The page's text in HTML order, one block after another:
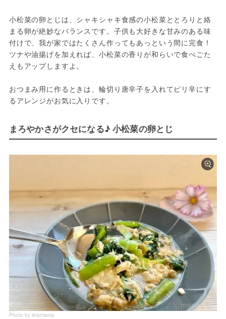
小松菜の卵とじは、シャキシャキ食感の小松菜ととろりと絡
まる卵が絶妙なバランスです。子供も大好きな甘みのある味
付けで、我が家ではたくさん作ってもあっという間に完食！
ツナや油揚げを加えれば、小松菜の香りが和らいで食べごた
えもアップしますよ。
おつまみ用に作るときは、輪切り唐辛子を入れてピリ辛にす
るアレンジがお気に入りです。
まろやかさがクセになる♪ 小松菜の卵とじ
Photo by leiamama